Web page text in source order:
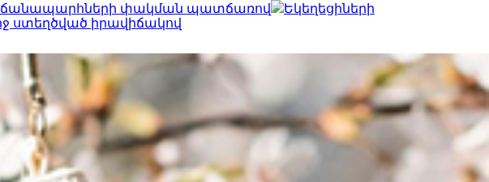
ճանապարհների փակման պատճառով
Եկեղեցիների
ստեղծված իրավիճակով